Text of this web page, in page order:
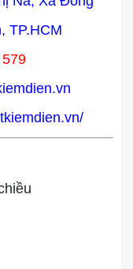
TP.HCM